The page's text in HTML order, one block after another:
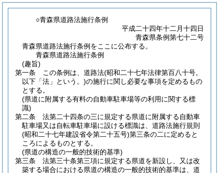
○青森県道路法施行条例
平成二十四年十二月十四日
青森県条例第七十二号
青森県道路法施行条例をここに公布する。
青森県道路法施行条例
(趣旨)
第一条
この条例は、道路法(昭和二十七年法律第百八十号。
以下「法」という。)の施行に関し必要な事項を定めるもの
とする。
(県道に附属する有料の自動車駐車場等の利用に関する標
識)
第二条
法第二十四条の三に規定する県道に附属する自動車
駐車場又は自転車駐車場に設ける標識は、道路法施行規則
(昭和二十七年建設省令第二十五号)第三条の二に定めると
ころによるものとする。
(県道の構造の一般的技術的基準)
第三条
法第三十条第三項に規定する県道を新設し、又は改
築する場合における県道の構造の一般的技術的基準は、道